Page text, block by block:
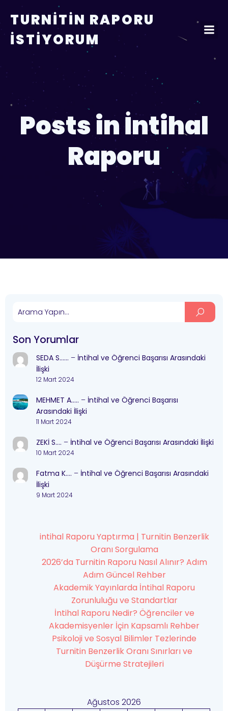
TURNITIN RAPORU
İSTIYORUM
Posts in İntihal
Raporu
Son Yorumlar
SEDA S…… – İntihal ve Öğrenci Başarısı Arasındaki
İlişki
12 Mart 2024
MEHMET A….. – İntihal ve Öğrenci Başarısı
Arasındaki İlişki
11 Mart 2024
ZEKİ S…. – İntihal ve Öğrenci Başarısı Arasındaki İlişki
10 Mart 2024
Fatma K…. – İntihal ve Öğrenci Başarısı Arasındaki
İlişki
9 Mart 2024
intihal Raporu Yaptırma | Turnitin Benzerlik
Oranı Sorgulama
2026’da Turnitin Raporu Nasıl Alınır? Adım
Adım Güncel Rehber
Akademik Yayınlarda İntihal Raporu
Zorunluluğu ve Standartlar
İntihal Raporu Nedir? Öğrenciler ve
Akademisyenler İçin Kapsamlı Rehber
Psikoloji ve Sosyal Bilimler Tezlerinde
Turnitin Benzerlik Oranı Sınırları ve
Düşürme Stratejileri
Ağustos 2026